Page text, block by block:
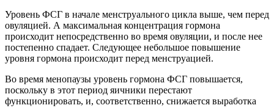
Уровень ФСГ в начале менструального цикла выше, чем перед
овуляцией. А максимальная концентрация гормона
происходит непосредственно во время овуляции, и после нее
постепенно спадает. Следующее небольшое повышение
уровня гормона происходит перед менструацией.
Во время менопаузы уровень гормона ФСГ повышается,
поскольку в этот период яичники перестают
функционировать, и, соответственно, снижается выработка